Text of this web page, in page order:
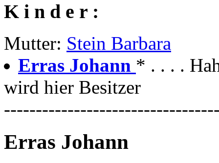
K i n d e r :
Mutter: Stein Barbara
Erras Johann * . . . .
wird hier Besitzer
Erras Johann